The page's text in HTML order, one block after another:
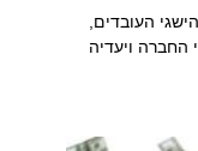
העובדים,
ויעדיה